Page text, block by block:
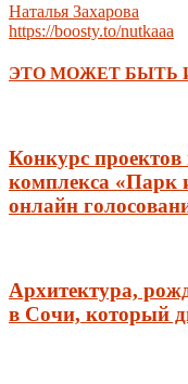
Наталья Захарова
https://boosty.to/nutkaaa
ЭТО МОЖЕТ БЫТЬ
Конкурс
комплекса «Парк
онлайн
Архитектура,
в Сочи, который